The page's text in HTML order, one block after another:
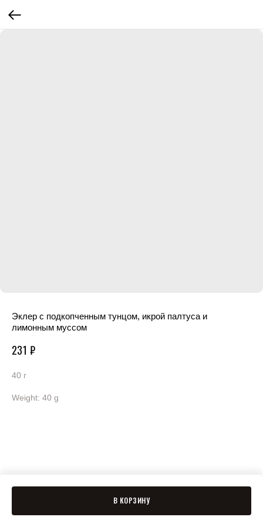
Эклер с подкопченным тунцом, икрой палтуса и
лимонным муссом
231 ₽
В КОРЗИНУ
40 г
Weight: 40 g